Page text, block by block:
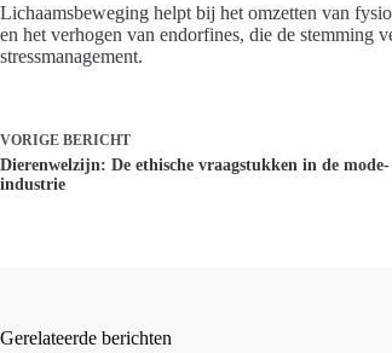
Lichaamsbeweging helpt bij het omzetten van
en het verhogen van endorfines, die de stemming
stressmanagement.
VORIGE BERICHT
Dierenwelzijn: De ethische vraagstukken in de mode-
industrie
Gerelateerde berichten